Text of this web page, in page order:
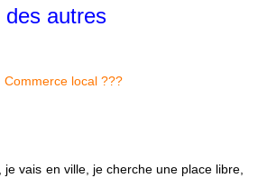
des autres
vais en ville, je cherche une place libre,